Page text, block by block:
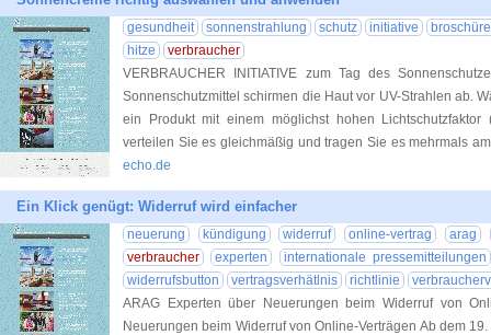
gesundheit sonnenstrahlung schutz initiative
hitze
verbraucher
VERBRAUCHER INITIATIVE zum Tag des
Sonnenschutzmittel schirmen die Haut vor UV-Strahlen ab.
ein Produkt mit einem möglichst hohen
verteilen Sie es gleichmäßig und tragen Sie es mehrmals
echo.de
Ein Klick genügt: Widerruf wird einfacher
neuerung kündigung widerruf online-vertrag
arag
verbraucher
experten
internationale pressemitteilungen
widerrufsbutton
vertragsverhätlnis richtlinie
ARAG Experten über Neuerungen beim Widerruf von
Neuerungen beim Widerruf von Online-Verträgen Ab dem